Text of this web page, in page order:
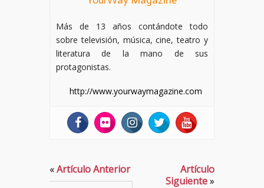
Más de 13 años contándote todo
sobre televisión, música, cine, teatro y
literatura de la mano de sus
protagonistas.
http://www.yourwaymagazine.com
«Artículo Anterior
Artículo
Siguiente»